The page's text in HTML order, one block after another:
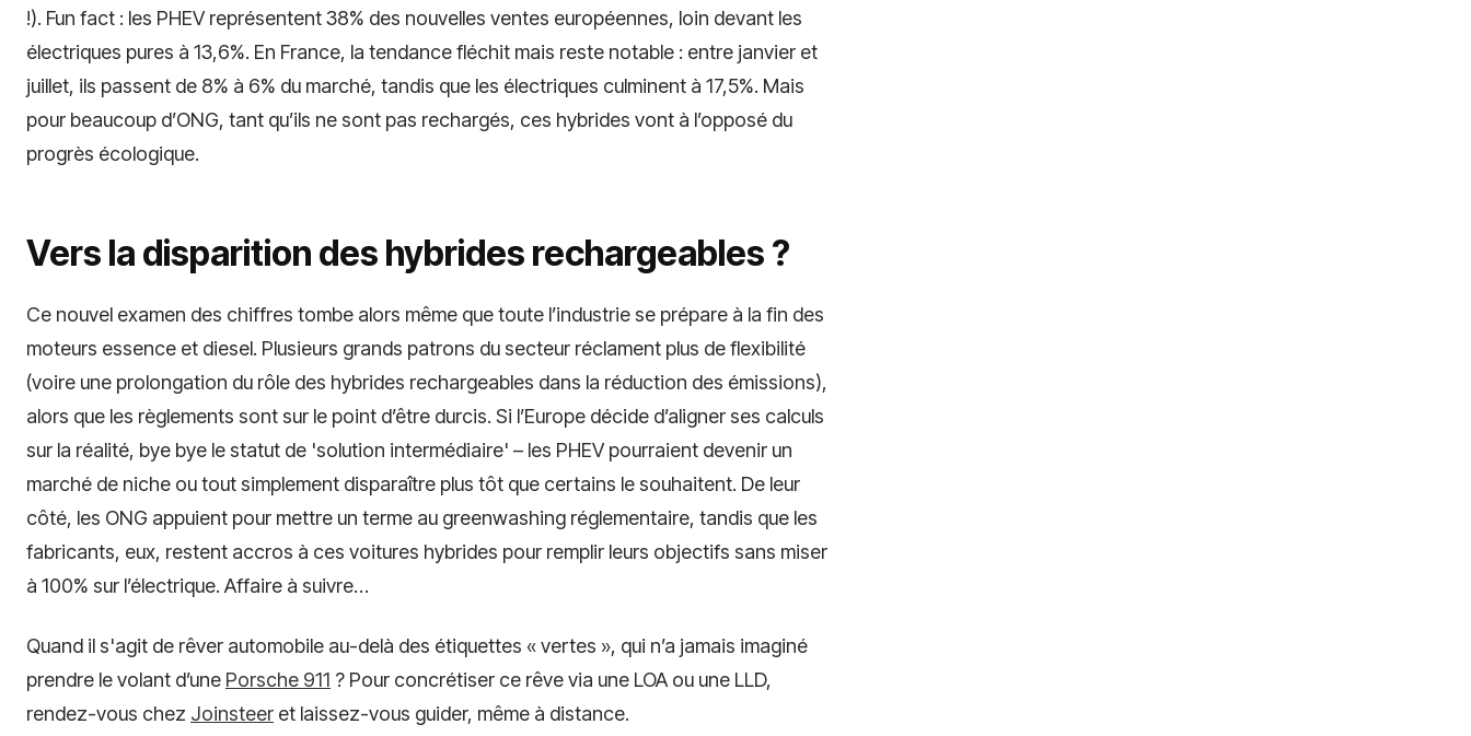
!). Fun fact : les PHEV représentent 38% des nouvelles ventes européennes, loin devant les
électriques pures à 13,6%. En France, la tendance fléchit mais reste notable : entre janvier et
juillet, ils passent de 8% à 6% du marché, tandis que les électriques culminent à 17,5%. Mais
pour beaucoup d’ONG, tant qu’ils ne sont pas rechargés, ces hybrides vont à l’opposé du
progrès écologique.
Vers la disparition des hybrides rechargeables ?
Ce nouvel examen des chiffres tombe alors même que toute l’industrie se prépare à la fin des
moteurs essence et diesel. Plusieurs grands patrons du secteur réclament plus de flexibilité
(voire une prolongation du rôle des hybrides rechargeables dans la réduction des émissions),
alors que les règlements sont sur le point d’être durcis. Si l’Europe décide d’aligner ses calculs
sur la réalité, bye bye le statut de 'solution intermédiaire' – les PHEV pourraient devenir un
marché de niche ou tout simplement disparaître plus tôt que certains le souhaitent. De leur
côté, les ONG appuient pour mettre un terme au greenwashing réglementaire, tandis que les
fabricants, eux, restent accros à ces voitures hybrides pour remplir leurs objectifs sans miser
à 100% sur l’électrique. Affaire à suivre…
Quand il s'agit de rêver automobile au-delà des étiquettes « vertes », qui n’a jamais imaginé
prendre le volant d’une Porsche 911 ? Pour concrétiser ce rêve via une LOA ou une LLD,
rendez-vous chez Joinsteer et laissez-vous guider, même à distance.